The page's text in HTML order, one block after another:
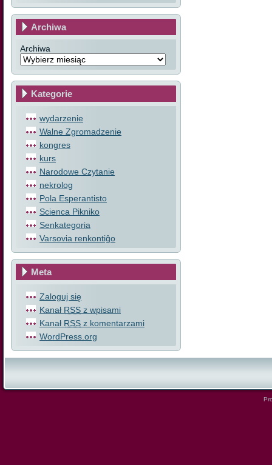
Archiwa
Archiwa
Kategorie
wydarzenie
Walne Zgromadzenie
kongres
kurs
Narodowe Czytanie
nekrolog
Pola Esperantisto
Scienca Pikniko
Senkategoria
Varsovia renkontiĝo
Meta
Zaloguj się
Kanał RSS z wpisami
Kanał RSS z komentarzami
WordPress.org